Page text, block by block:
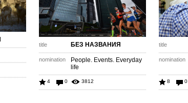
title БЕЗ НАЗВАНИЯ
nomination
People. Events. Everyday
life
4 0 3812
title
nomination
8 0